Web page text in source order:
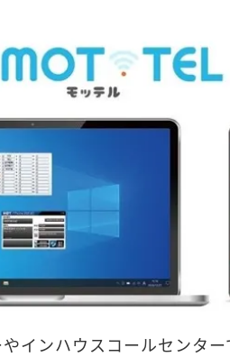
インハウスコールセンター